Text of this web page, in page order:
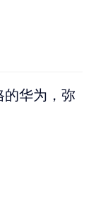
的华为，弥